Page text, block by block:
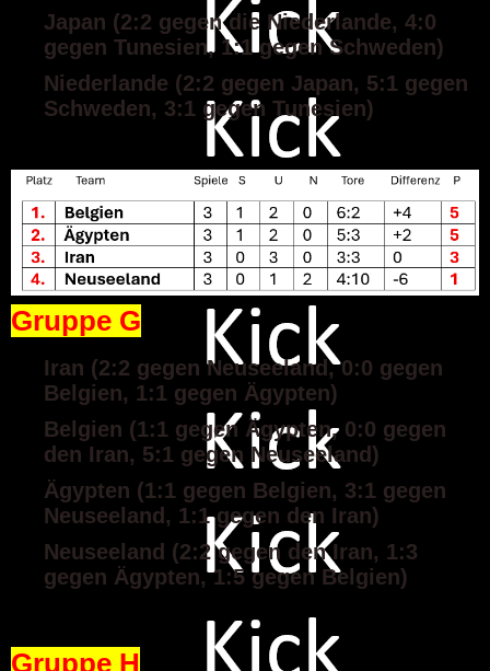
Japan (2:2 gegen die Niederlande, 4:0
gegen Tunesien, 1:1 gegen Schweden)
Niederlande (2:2 gegen Japan, 5:1 gegen
Schweden, 3:1 gegen Tunesien)
Gruppe G
Iran (2:2 gegen Neuseeland, 0:0 gegen
Belgien, 1:1 gegen Ägypten)
Belgien (1:1 gegen Ägypten, 0:0 gegen
den Iran, 5:1 gegen Neuseeland)
Ägypten (1:1 gegen Belgien, 3:1 gegen
Neuseeland, 1:1 gegen den Iran)
Neuseeland (2:2 gegen den Iran, 1:3
gegen Ägypten, 1:5 gegen Belgien)
Gruppe H